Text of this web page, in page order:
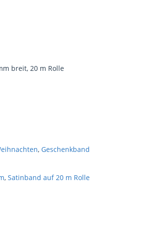
breit, 20 m Rolle
, Geschenkband
, Satinband auf 20 m Rolle